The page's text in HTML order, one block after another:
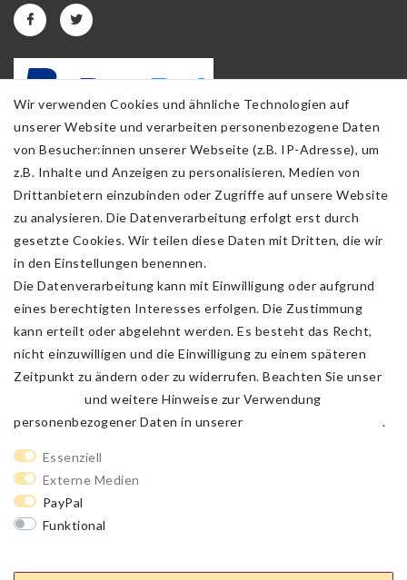
Impressum
Kontakt
Wir verwenden Cookies und ähnliche Technologien auf
unserer Website und verarbeiten personenbezogene Daten
von Besucher:innen unserer Webseite (z.B. IP-Adresse), um
z.B. Inhalte und Anzeigen zu personalisieren, Medien von
Drittanbietern einzubinden oder Zugriffe auf unsere Website
zu analysieren. Die Datenverarbeitung erfolgt erst durch
gesetzte Cookies. Wir teilen diese Daten mit Dritten, die wir
in den Einstellungen benennen.
Die Datenverarbeitung kann mit Einwilligung oder aufgrund
eines berechtigten Interesses erfolgen. Die Zustimmung
kann erteilt oder abgelehnt werden. Es besteht das Recht,
nicht einzuwilligen und die Einwilligung zu einem späteren
Zeitpunkt zu ändern oder zu widerrufen. Beachten Sie unser
und weitere Hinweise zur Verwendung
personenbezogener Daten in unserer
.
Essenziell
Externe Medien
PayPal
Funktional